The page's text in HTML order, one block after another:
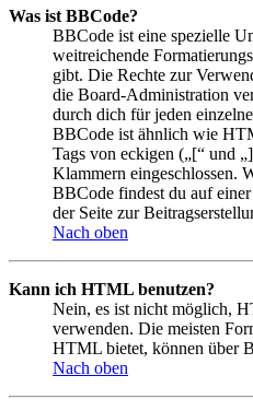
Was ist BBCode?
BBCode ist eine spezielle
weitreichende
gibt. Die Rechte zur
die Board-Administration
durch dich für jeden
BBCode ist ähnlich wie
Tags von eckigen („[“ und
Klammern eingeschlossen.
BBCode findest du auf
der Seite zur
Nach oben
Kann ich HTML benutzen?
Nein, es ist nicht möglich,
verwenden. Die meisten
HTML bietet, können über
Nach oben